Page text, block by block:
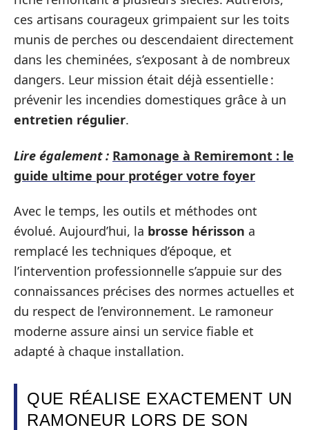
ces artisans courageux grimpaient sur les toits
munis de perches ou descendaient directement
dans les cheminées, s’exposant à de nombreux
dangers. Leur mission était déjà essentielle :
prévenir les incendies domestiques grâce à un
entretien régulier.
Lire également : Ramonage à Remiremont : le
guide ultime pour protéger votre foyer
Avec le temps, les outils et méthodes ont
évolué. Aujourd’hui, la brosse hérisson a
remplacé les techniques d’époque, et
l’intervention professionnelle s’appuie sur des
connaissances précises des normes actuelles et
du respect de l’environnement. Le ramoneur
moderne assure ainsi un service fiable et
adapté à chaque installation.
QUE RÉALISE EXACTEMENT UN
RAMONEUR LORS DE SON